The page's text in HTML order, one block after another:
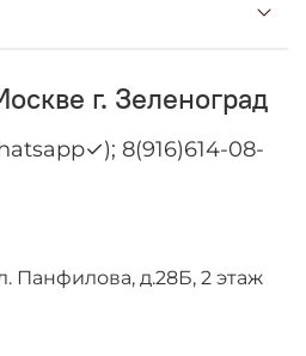
г. Зеленоград
8(916)614-08-
Панфилова, д.28Б, 2 этаж